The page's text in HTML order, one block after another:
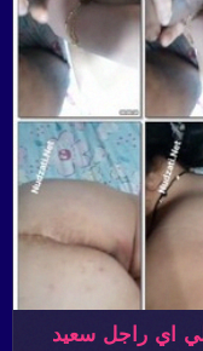
اي راجل سعيد